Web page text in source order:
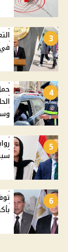
3
في 2026/2027 وتوضح نظام الحضور
4
5
سبب
6